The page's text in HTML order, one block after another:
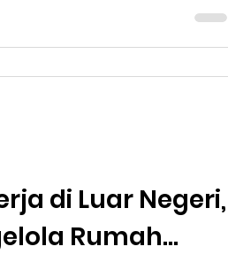
di Luar Negeri,
Rumah